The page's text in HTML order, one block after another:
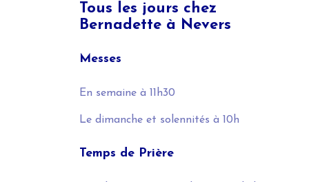
Tous les jours chez
Bernadette à Nevers
Messes
En semaine à 11h30
Le dimanche et solennités à 10h
Temps de Prière